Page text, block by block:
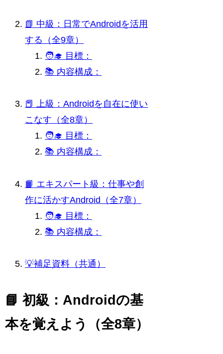
📗 中級：日常でAndroidを活用
する（全9章）
🧑‍🎓 目標：
📚 内容構成：
📕 上級：Androidを自在に使い
こなす（全8章）
🧑‍🎓 目標：
📚 内容構成：
📙 エキスパート級：仕事や創
作に活かすAndroid（全7章）
🧑‍🎓 目標：
📚 内容構成：
💡補足資料（共通）
📘 初級：Androidの基
本を覚えよう（全8章）